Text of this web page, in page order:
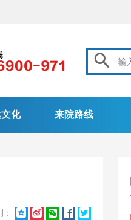

化 来院路线
    